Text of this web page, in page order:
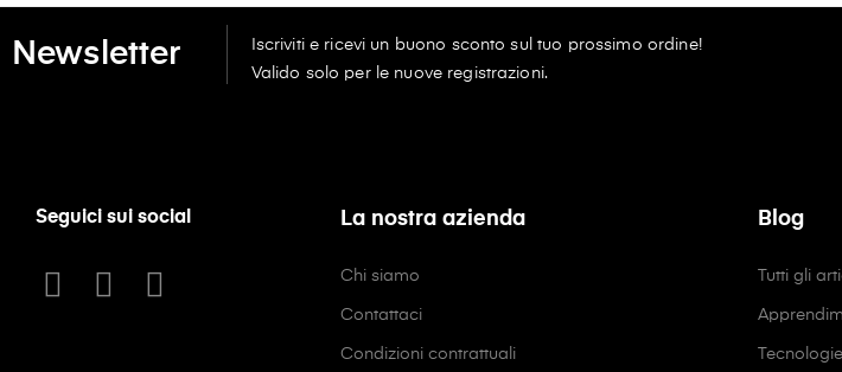
Newsletter
Iscriviti e ricevi un buono sconto sul tuo prossimo ordine!
Valido solo per le nuove registrazioni.
Seguici sui social La nostra azienda
Chi siamo
Contattaci
Condizioni contrattuali
Blog
Tutti gli